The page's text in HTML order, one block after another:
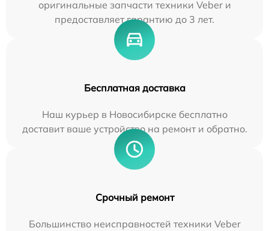
оригинальные запчасти техники Veber и
предоставляет гарантию до 3 лет.
Бесплатная доставка
Наш курьер в Новосибирске бесплатно
доставит ваше устройство на ремонт и обратно.
Срочный ремонт
Большинство неисправностей техники Veber